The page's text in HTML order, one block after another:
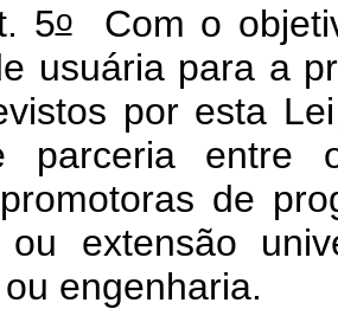
oCom o
usuária para a
por esta
parceria entre
de
ou extensão
engenharia.